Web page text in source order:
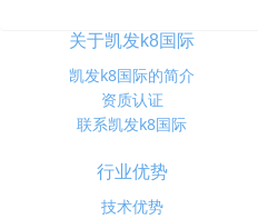
关于凯发k8国际
凯发k8国际的简介
资质认证
联系凯发k8国际
行业优势
技术优势